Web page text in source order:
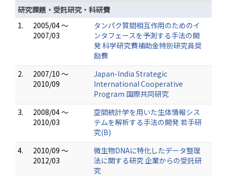
研究課題・受託研究・科研費
1.
2005/04 ～
2007/03
タンパク質間相互作用のためのイ
ンタフェースを予測する手法の開
発 科学研究費補助金特別研究員奨
励費
2.
2007/10 ～
2010/09
Japan-India Strategic
International Cooperative
Program 国際共同研究
3.
2008/04 ～
2010/03
空間統計学を用いた生体情報シス
テムを解析する手法の開発 若手研
究(B)
4.
2010/09 ～
2012/03
微生物DNAに特化したデータ整理
法に関する研究 企業からの受託研
究